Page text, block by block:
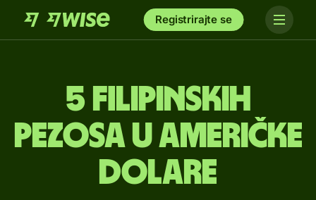
Registrirajte se
5 filipinskih
pezosa u američke
dolare